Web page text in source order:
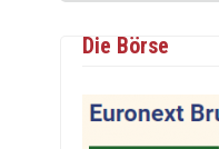
Die Börse